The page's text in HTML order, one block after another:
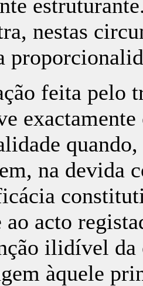
nestas
feita pelo
na devida
acto
ilidível
àquele